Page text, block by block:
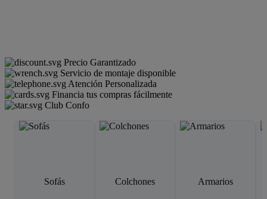
Precio Garantizado
Servicio de montaje disponible
Atención Personalizada
Financia tus compras fácilmente
Club Confo
Sofás Colchones Armarios